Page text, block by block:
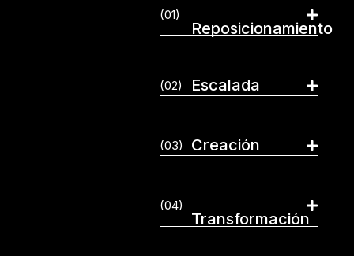
(01)
Reposicionamiento
(02) Escalada
(03) Creación
(04)
Transformación